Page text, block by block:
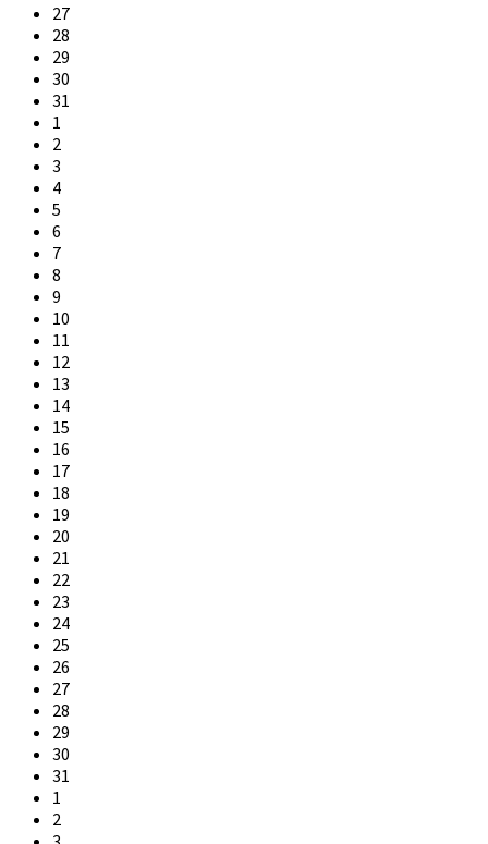
Skip
calendar
days
27
28
29
30
31
1
2
3
4
5
6
7
8
9
10
11
12
13
14
15
16
17
18
19
20
21
22
23
24
25
26
27
28
29
30
31
1
2